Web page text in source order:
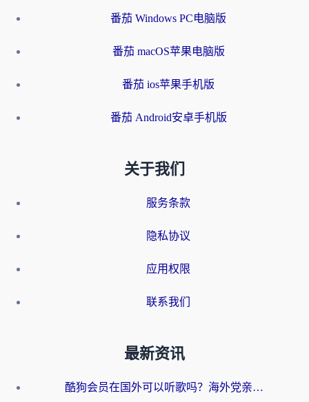
番茄 Windows PC电脑版
番茄 macOS苹果电脑版
番茄 ios苹果手机版
番茄 Android安卓手机版
关于我们
服务条款
隐私协议
应用权限
联系我们
最新资讯
酷狗会员在国外可以听歌吗？海外党亲测有效：3步解决音乐权限难题